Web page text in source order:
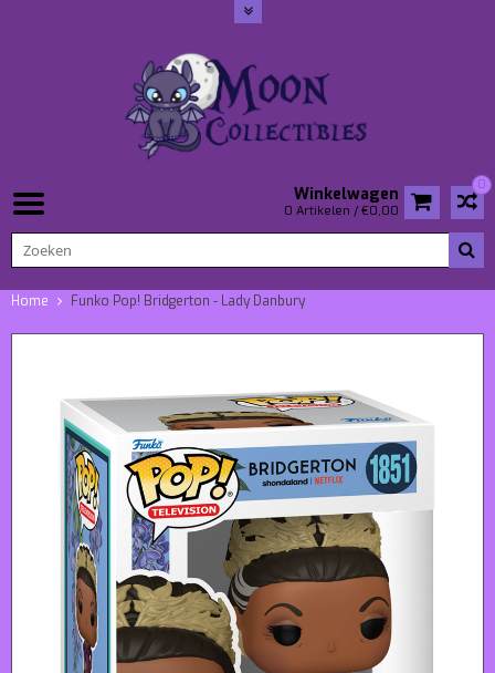
0
Winkelwagen
0 Artikelen / €0,00
Home Funko Pop! Bridgerton - Lady Danbury